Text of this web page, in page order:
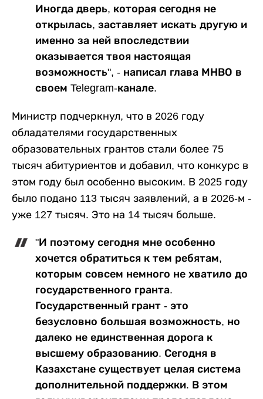
Иногда дверь, которая сегодня не
открылась, заставляет искать другую и
именно за ней впоследствии
оказывается твоя настоящая
возможность", - написал глава МНВО в
своем Telegram-канале.
Министр подчеркнул, что в 2026 году
обладателями государственных
образовательных грантов стали более 75
тысяч абитуриентов и добавил, что конкурс в
этом году был особенно высоким. В 2025 году
было подано 113 тысяч заявлений, а в 2026-м -
уже 127 тысяч. Это на 14 тысяч больше.
"И поэтому сегодня мне особенно
хочется обратиться к тем ребятам,
которым совсем немного не хватило до
государственного гранта.
Государственный грант - это
безусловно большая возможность, но
далеко не единственная дорога к
высшему образованию. Сегодня в
Казахстане существует целая система
дополнительной поддержки. В этом